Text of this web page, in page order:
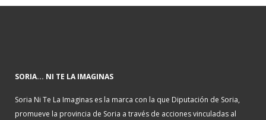
SORIA... NI TE LA IMAGINAS
Soria Ni Te La Imaginas es la marca con la que Diputación de Soria,
promueve la provincia de Soria a través de acciones vinculadas al